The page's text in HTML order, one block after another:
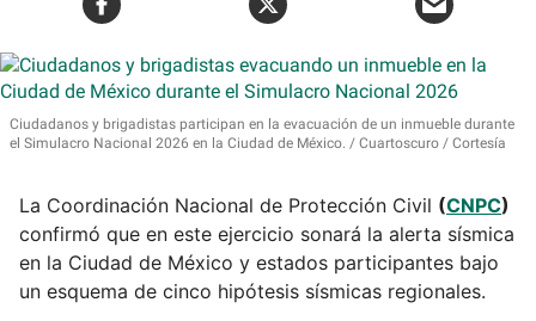
Ciudadanos y brigadistas participan en la evacuación de un inmueble durante
el Simulacro Nacional 2026 en la Ciudad de México.
Cuartoscuro / Cortesía
La Coordinación Nacional de Protección Civil (CNPC)
confirmó que en este ejercicio sonará la alerta sísmica
en la Ciudad de México y estados participantes bajo
un esquema de cinco hipótesis sísmicas regionales.